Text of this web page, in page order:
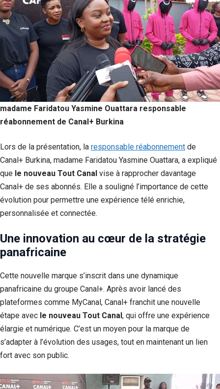
madame Faridatou Yasmine Ouattara responsable
réabonnement de Canal+ Burkina
Lors de la présentation, la responsable réabonnement de
Canal+ Burkina, madame Faridatou Yasmine Ouattara, a expliqué
que le nouveau Tout Canal vise à rapprocher davantage
Canal+ de ses abonnés. Elle a souligné l’importance de cette
évolution pour permettre une expérience télé enrichie,
personnalisée et connectée.
Une innovation au cœur de la stratégie
panafricaine
Cette nouvelle marque s’inscrit dans une dynamique
panafricaine du groupe Canal+. Après avoir lancé des
plateformes comme MyCanal, Canal+ franchit une nouvelle
étape avec le nouveau Tout Canal, qui offre une expérience
élargie et numérique. C’est un moyen pour la marque de
s’adapter à l’évolution des usages, tout en maintenant un lien
fort avec son public.